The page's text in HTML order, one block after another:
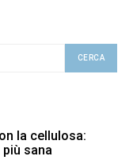
CERCA
la cellulosa:
sana